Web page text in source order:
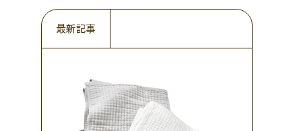
最新記事